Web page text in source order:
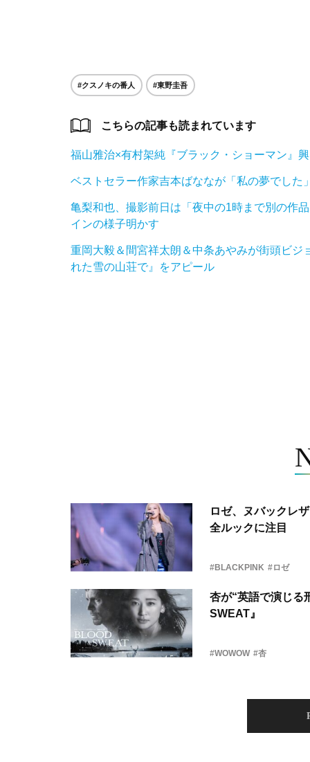
#クスノキの番人 #東野圭吾
こちらの記事も読まれています
福山雅治×有村架純『ブラック・ショーマン』
ベストセラー作家吉本ばななが「私の夢でした
亀梨和也、撮影前日は「夜中の1時まで別の作
インの様子明かす
重岡大毅＆間宮祥太朗＆中条あやみが街頭ビ
れた雪の山荘で』をアピール
ロゼ、ヌバックレ
全ルックに注目
#BLACKPINK #ロゼ
杏が“英語で演じ
SWEAT』
#WOWOW #杏